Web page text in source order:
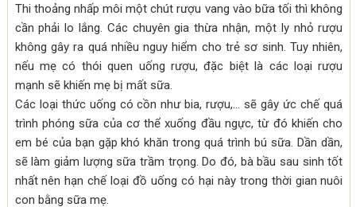
Thi thoảng nhấp môi một chút rượu vang vào bữa tối thì không
cần phải lo lắng. Các chuyên gia thừa nhận, một ly nhỏ rượu
không gây ra quá nhiều nguy hiểm cho trẻ sơ sinh. Tuy nhiên,
nếu mẹ có thói quen uống rượu, đặc biệt là các loại rượu
mạnh sẽ khiến mẹ bị mất sữa.
Các loại thức uống có cồn như bia, rượu,… sẽ gây ức chế quá
trình phóng sữa của cơ thể xuống đầu ngực, từ đó khiến cho
em bé của bạn gặp khó khăn trong quá trình bú sữa. Dần dần,
sẽ làm giảm lượng sữa trầm trọng. Do đó, bà bầu sau sinh tốt
nhất nên hạn chế loại đồ uống có hại này trong thời gian nuôi
con bằng sữa mẹ.